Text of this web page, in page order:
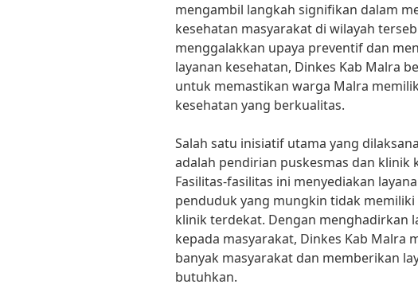
mengambil langkah signifikan dalam
kesehatan masyarakat di wilayah
menggalakkan upaya preventif dan
layanan kesehatan, Dinkes Kab Malra
untuk memastikan warga Malra
kesehatan yang berkualitas.
Salah satu inisiatif utama yang
adalah pendirian puskesmas dan klinik
Fasilitas-fasilitas ini menyediakan
penduduk yang mungkin tidak
klinik terdekat. Dengan menghadirkan
kepada masyarakat, Dinkes Kab Malra
banyak masyarakat dan memberikan
butuhkan.